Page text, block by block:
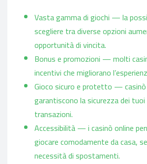
Vasta gamma di giochi — la
scegliere tra diverse opzioni
opportunità di vincita.
Bonus e promozioni — molti
incentivi che migliorano
Gioco sicuro e protetto —
garantiscono la sicurezza dei
transazioni.
Accessibilità — i casinò online
giocare comodamente da casa,
necessità di spostamenti.